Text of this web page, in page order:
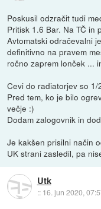
Poskusil odzračit tudi
Pritisk 1.6 Bar. Na TČ in
Avtomatski odračevalni
definitivno na pravem
ročno zaprem lonček ...
Cevi do radiatorjev so
Pred tem, ko je bilo
večje :)
Dodam zalogovnik in
Je kakšen prisilni način
UK strani zasledil, pa
Utk
:: 16. jun 2020,